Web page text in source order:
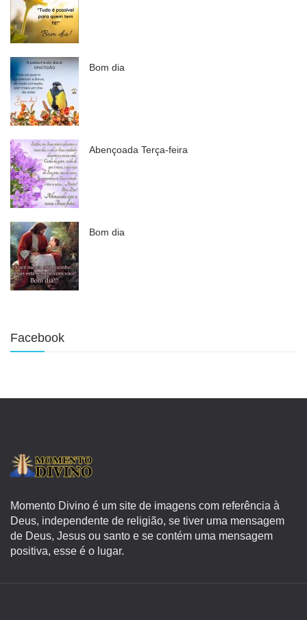
Bom dia
Abençoada Terça-feira
Bom dia
Facebook
Momento Divino é um site de imagens com referência à
Deus, independente de religião, se tiver uma mensagem
de Deus, Jesus ou santo e se contém uma mensagem
positiva, esse é o lugar.